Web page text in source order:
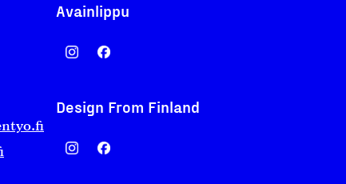
Avainlippu
Design From Finland